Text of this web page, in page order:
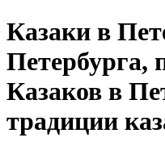
Казаки в
Петербурга,
Казаков в
традиции